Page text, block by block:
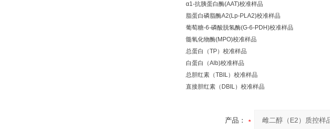
α1-抗胰蛋白酶(AAT)校准样品
脂蛋白磷脂酶A2(Lp-PLA2)校准样品
葡萄糖-6-磷酸脱氢酶(G-6-PDH)校准样品
髓氧化物酶(MPO)校准样品
总蛋白（TP）校准样品
白蛋白（Alb)校准样品
总胆红素（TBIL）校准样品
直接胆红素（DBIL）校准样品
产品：